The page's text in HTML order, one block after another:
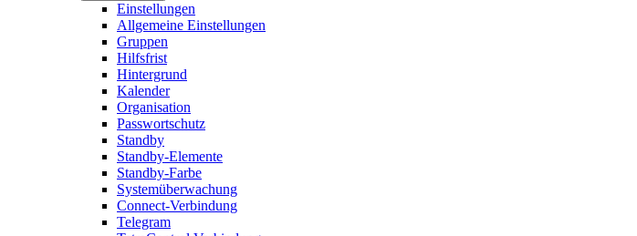
Einstellungen
Allgemeine Einstellungen
Gruppen
Hilfsfrist
Hintergrund
Kalender
Organisation
Passwortschutz
Standby
Standby-Elemente
Standby-Farbe
Systemüberwachung
Connect-Verbindung
Telegram